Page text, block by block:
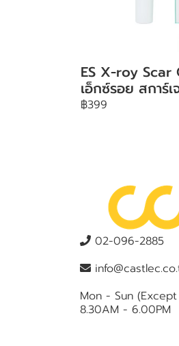
ES X-roy Scar
เอ็กซ์รอย สการ์เ
฿399
02-096-2885
Mon - Sun
8.30AM - 6.00PM